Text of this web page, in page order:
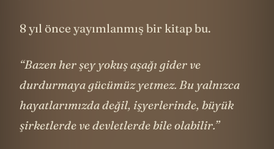
8 yıl önce yayımlanmış bir kitap bu.
“Bazen her şey yokuş aşağı gider ve
durdurmaya gücümüz yetmez. Bu yalnızca
hayatlarımızda değil, işyerlerinde, büyük
şirketlerde ve devletlerde bile olabilir.”